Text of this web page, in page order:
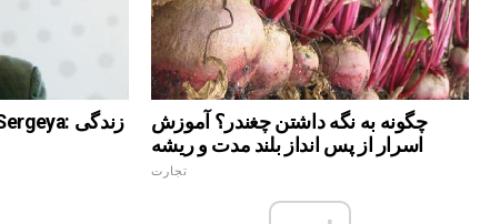
چگونه به نگه داشتن چغندر؟ آموزش
اسرار از پس انداز بلند مدت و ریشه
تجارت